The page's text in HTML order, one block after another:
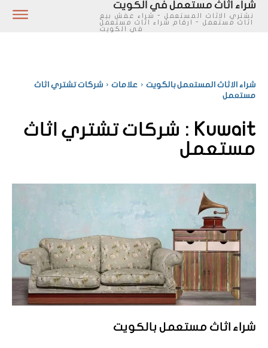
شراء اثاث مستعمل في الكويت
نشتري الاثاث المستعمل - شراء عفش بيع
اثاث مستعمل - ارقام شراء اثاث مستعمل
في الكويت
شراء الاثاث المستعمل بالكويت علامات
شركات تشتري اثاث
مستعمل
Kuwait :
شركات تشتري اثاث
مستعمل
شراء اثاث مستعمل بالكويت